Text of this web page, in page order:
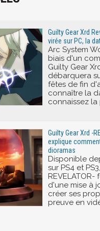
Guilty Gear Xrd
virée sur PC, la
Arc System
biais d'un
Guilty Gear
débarquera
fêtes de fin
connaître la
connaissez
Guilty Gear Xrd -
explique
dioramas
Disponible
sur PS4 et
d'une mise à
créer ses
preuve en